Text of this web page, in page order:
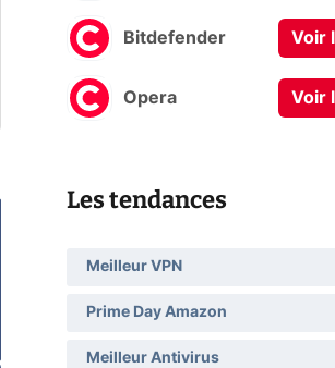
Bitdefender Voir
Opera Voir
Les tendances
Meilleur VPN
Prime Day Amazon
Meilleur Antivirus